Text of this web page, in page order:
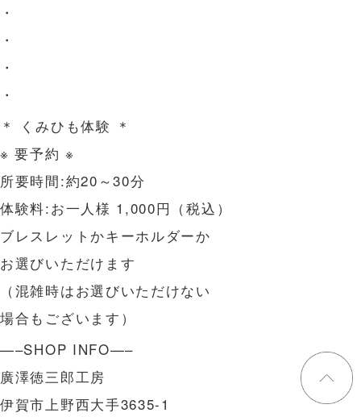
・
・
・
・
＊ くみひも体験 ＊
※ 要予約 ※
所要時間:約20～30分
体験料:お一人様 1,000円（税込）
ブレスレットかキーホルダーか
お選びいただけます
（混雑時はお選びいただけない
場合もございます）
—–SHOP INFO—–
廣澤徳三郎工房
伊賀市上野西大手3635-1